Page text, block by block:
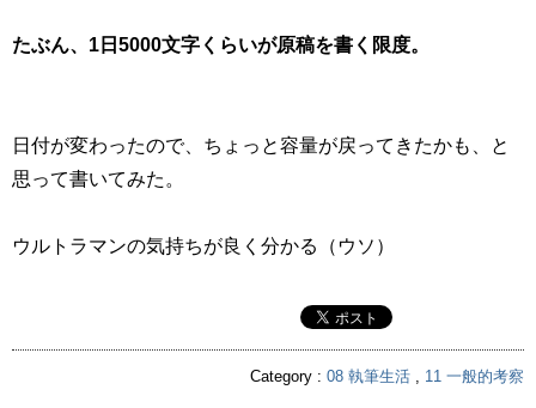
たぶん、1日5000文字くらいが原稿を書く限度。
日付が変わったので、ちょっと容量が戻ってきたかも、と
思って書いてみた。
ウルトラマンの気持ちが良く分かる（ウソ）
Category : 08 執筆生活 , 11 一般的考察